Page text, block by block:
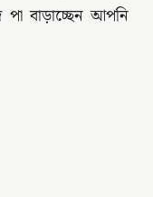
বাড়াচ্ছেন আপনি